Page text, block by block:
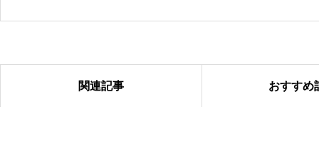
関連記事 おすすめ